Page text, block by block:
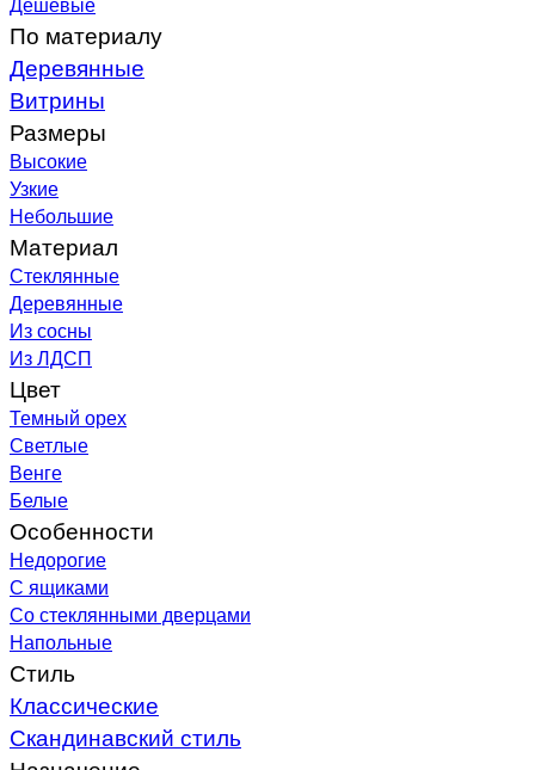
По материалу
Деревянные
Витрины
Размеры
Высокие
Узкие
Небольшие
Материал
Стеклянные
Деревянные
Из сосны
Из ЛДСП
Цвет
Темный орех
Светлые
Венге
Белые
Особенности
Недорогие
С ящиками
Со стеклянными дверцами
Напольные
Стиль
Классические
Скандинавский стиль